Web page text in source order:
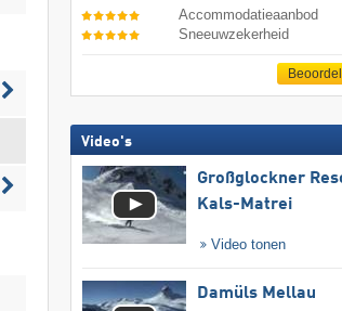
Accommodatieaanbod
Sneeuwzekerheid
Video's
Großglockner
Kals-Matrei
Video tonen
Damüls Mellau